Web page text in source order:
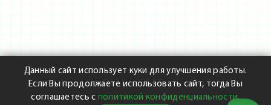
Данный сайт использует куки для улучшения работы.
Если Вы продолжаете использовать сайт, тогда Вы
соглашаетесь с политикой конфиденциальности.